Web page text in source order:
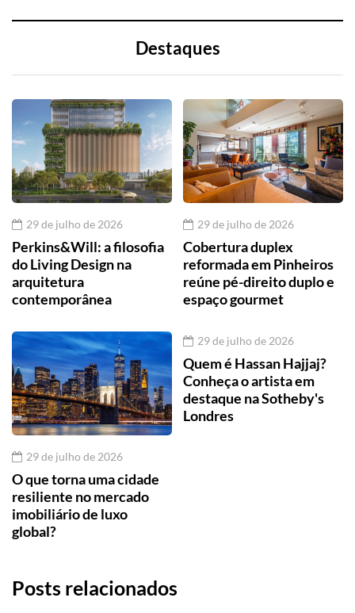
Destaques
29 de julho de 2026
Perkins&Will: a filosofia
do Living Design na
arquitetura
contemporânea
29 de julho de 2026
Cobertura duplex
reformada em Pinheiros
reúne pé-direito duplo e
espaço gourmet
29 de julho de 2026
O que torna uma cidade
resiliente no mercado
imobiliário de luxo
global?
29 de julho de 2026
Quem é Hassan Hajjaj?
Conheça o artista em
destaque na Sotheby's
Londres
Posts relacionados